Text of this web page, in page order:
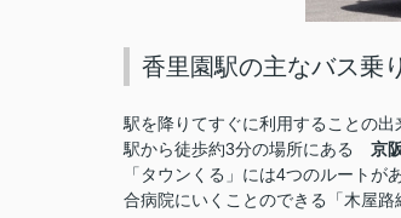
香里園駅の主なバス乗
駅を降りてすぐに利用することの出
駅から徒歩約3分の場所にある 京
「タウンくる」には4つのルート
合病院にいくことのできる「木屋路